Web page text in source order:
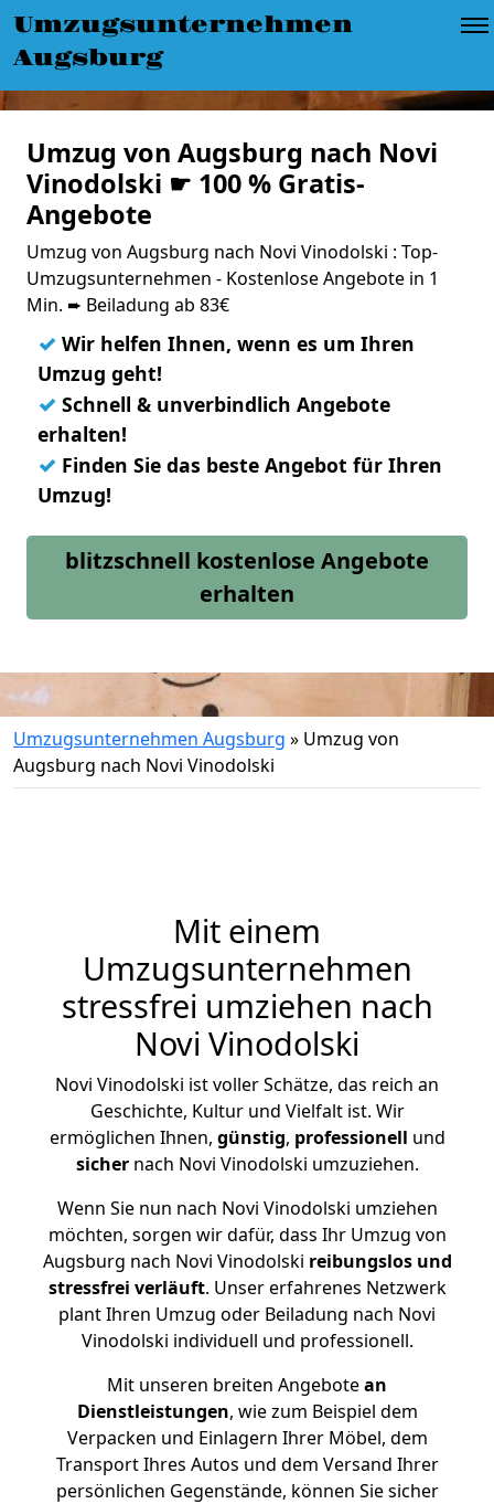
Umzugsunternehmen
Augsburg
Umzug von Augsburg nach Novi
Vinodolski ☛ 100 % Gratis-
Angebote
Umzug von Augsburg nach Novi Vinodolski : Top-
Umzugsunternehmen - Kostenlose Angebote in 1
Min. ➨ Beiladung ab 83€
✓ Wir helfen Ihnen, wenn es um Ihren
Umzug geht!
✓ Schnell & unverbindlich Angebote
erhalten!
✓ Finden Sie das beste Angebot für Ihren
Umzug!
blitzschnell kostenlose Angebote
erhalten
Umzugsunternehmen Augsburg » Umzug von
Augsburg nach Novi Vinodolski
Mit einem
Umzugsunternehmen
stressfrei umziehen nach
Novi Vinodolski
Novi Vinodolski ist voller Schätze, das reich an
Geschichte, Kultur und Vielfalt ist. Wir
ermöglichen Ihnen, günstig, professionell und
sichernach Novi Vinodolski umzuziehen.
Wenn Sie nun nach Novi Vinodolski umziehen
möchten, sorgen wir dafür, dass Ihr Umzug von
Augsburg nach Novi Vinodolski reibungslos und
stressfrei verläuft. Unser erfahrenes Netzwerk
plant Ihren Umzug oder Beiladung nach Novi
Vinodolski individuell und professionell.
Mit unseren breiten Angebotean
Dienstleistungen, wie zum Beispiel dem
Verpacken und Einlagern Ihrer Möbel, dem
Transport Ihres Autos und dem Versand Ihrer
persönlichen Gegenstände, können Sie sicher